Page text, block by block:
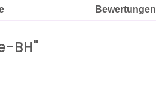
Bewertungen
BH"